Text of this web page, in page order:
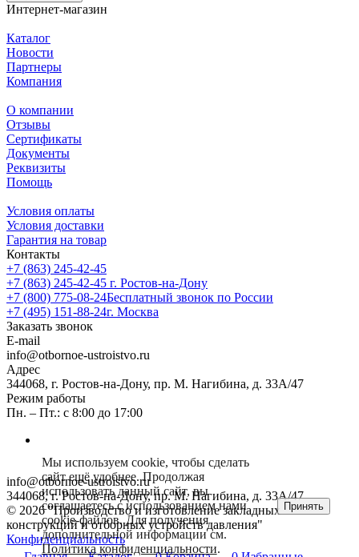
Интернет-магазин
Каталог
Новости
Партнеры
Компания
О компании
Отзывы
Сертификаты
Документы
Реквизиты
Помощь
Условия оплаты
Условия доставки
Гарантия на товар
Контакты
+7 (863) 245-42-45
+7 (863) 245-42-45 г. Ростов-на-Дону
+7 (800) 775-08-24Бесплатный звонок по России
+7 (495) 151-88-24г. Москва
Заказать звонок
E-mail
info@otbornoe-ustroistvo.ru
Адрес
344068, г. Ростов-на-Дону, пр. М. Нагибина, д. 33А/47
Режим работы
Пн. – Пт.: с 8:00 до 17:00
info@otbornoe-ustroistvo.ru
344068, г. Ростов-на-Дону, пр. М. Нагибина, д. 33А/47
© 2026 "Производство и изготовление закладных
конструкций и отборных устройств давления"
Конфиденциальность
Мы используем cookie, чтобы сделать
сайт ещё удобнее. Продолжая
использовать данный сайт, вы
соглашаетесь с использованием нами
cookie-файлов. Для получения
дополнительной информации см.
Политика конфиденциальности.
Принять